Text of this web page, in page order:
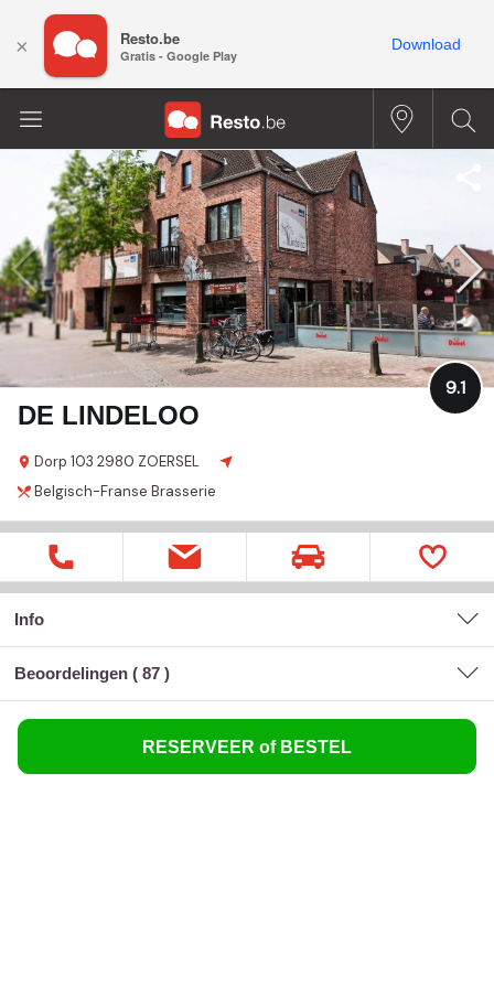
DE LINDELOO
Dorp 103 2980 ZOERSEL
9.1
Belgisch-Franse Brasserie
Info
Beoordelingen ( 87 )
RESERVEER of BESTEL
× Resto.be
Gratis - Google Play
Download